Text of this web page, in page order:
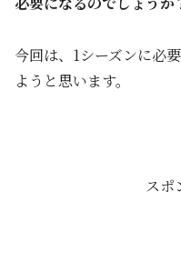
今回は、1シーズンに必
ようと思います。
スポ